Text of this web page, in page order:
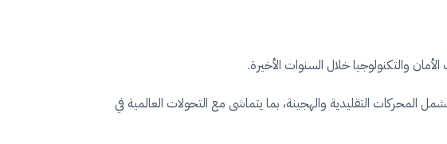
التقليدية والهجينة، بما يتماشى مع التحولات العالمية في